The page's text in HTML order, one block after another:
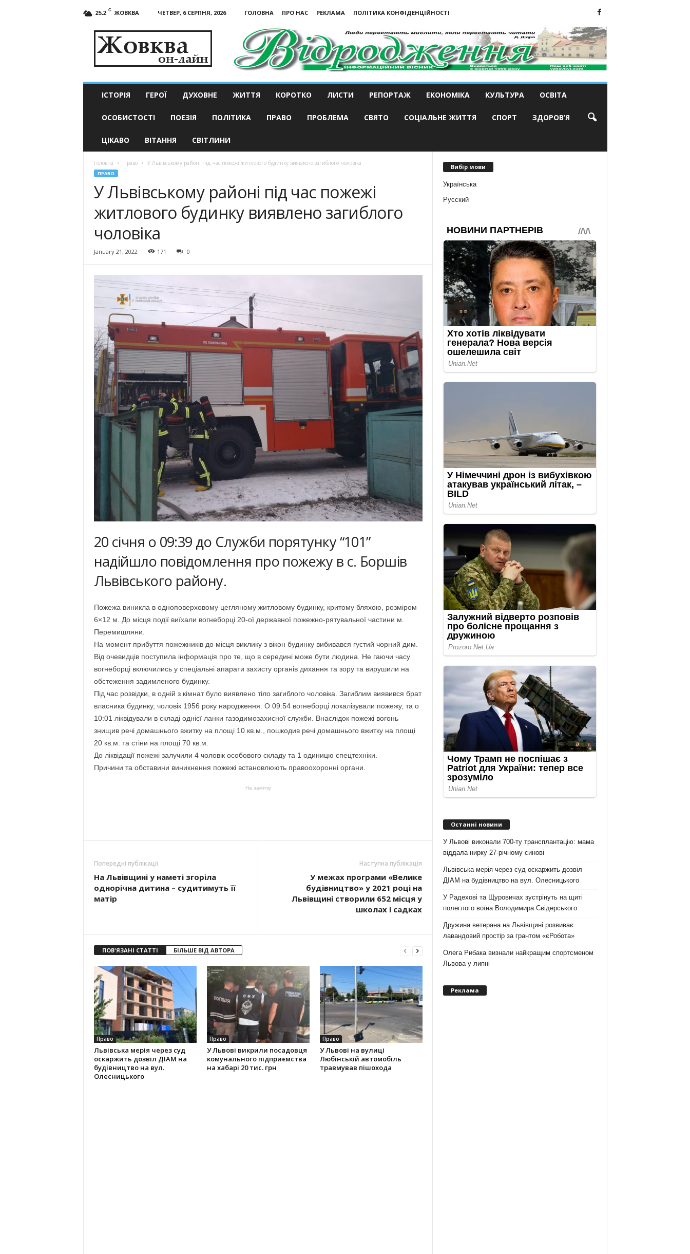
25.2 C ЖОВКВА ЧЕТВЕР, 6 СЕРПНЯ, 2026 ГОЛОВНА ПРО НАС РЕКЛАМА
ПОЛІТИКА КОНФІДЕНЦІЙНОСТІ
актуальні
ІСТОРІЯ ГЕРОЇ ДУХОВНЕ ЖИТТЯ КОРОТКО ЛИСТИ РЕПОРТАЖ ЕКОНОМІКА КУЛЬТУРА ОСВІТА
ОСОБИСТОСТІ ПОЕЗІЯ ПОЛІТИКА ПРАВО ПРОБЛЕМА СВЯТО СОЦІАЛЬНЕ ЖИТТЯ СПОРТ ЗДОРОВ’Я
ЦІКАВО ВІТАННЯ СВІТЛИНИ
Головна Право У Львівському районі під час пожежі житлового будинку виявлено загиблого чоловіка
ПРАВО
У Львівському районі під час пожежі
житлового будинку виявлено загиблого
чоловіка
January 21, 2022 171 0
20 січня о 09:39 до Служби порятунку “101”
надійшло повідомлення про пожежу в с. Боршів
Львівського району.
Пожежа виникла в одноповерховому цегляному житловому будинку, критому бляхою, розміром
6×12 м. До місця події виїхали вогнеборці 20-ої державної пожежно-рятувальної частини м.
Перемишляни.
На момент прибуття пожежників до місця виклику з вікон будинку вибивався густий чорний дим.
Від очевидців поступила інформація про те, що в середині може бути людина. Не гаючи часу
вогнеборці включились у спеціальні апарати захисту органів дихання та зору та вирушили на
обстеження задимленого будинку.
Під час розвідки, в одній з кімнат було виявлено тіло загиблого чоловіка. Загиблим виявився брат
власника будинку, чоловік 1956 року народження. О 09:54 вогнеборці локалізували пожежу, та о
10:01 ліквідували в складі однієї ланки газодимозахисної служби. Внаслідок пожежі вогонь
знищив речі домашнього вжитку на площі 10 кв.м., пошкодив речі домашнього вжитку на площі
20 кв.м. та стіни на площі 70 кв.м.
До ліквідації пожежі залучили 4 чоловік особового складу та 1 одиницю спецтехніки.
Причини та обставини виникнення пожежі встановлюють правоохоронні органи.
На замітку
Попередні публікації
На Львівщині у наметі згоріла
однорічна дитина – судитимуть її
матір
Наступна публікація
У межах програми «Велике
будівництво» у 2021 році на
Львівщині створили 652 місця у
школах і садках
ПОВ'ЯЗАНІ СТАТТІ БІЛЬШЕ ВІД АВТОРА
Право
Львівська мерія через суд
оскаржить дозвіл ДІАМ на
будівництво на вул.
Олесницького
Право
У Львові викрили посадовця
комунального підприємства
на хабарі 20 тис. грн
Право
У Львові на вулиці
Любінській автомобіль
травмував пішохода
Вибір мови
Українська
Русский
Останні новини
У Львові виконали 700-ту трансплантацію: мама
віддала нирку 27-річному синові
Львівська мерія через суд оскаржить дозвіл
ДІАМ на будівництво на вул. Олесницького
У Радехові та Щуровичах зустрінуть на щиті
полеглого воїна Володимира Свідерського
Дружина ветерана на Львівщині розвиває
лавандовий простір за грантом «єРобота»
Олега Рибака визнали найкращим спортсменом
Львова у липні
Реклама